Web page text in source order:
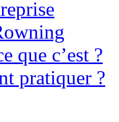
que c’est ?
pratiquer ?